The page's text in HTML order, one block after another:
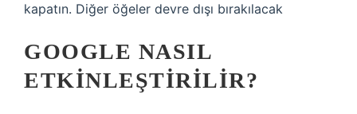
kapatın. Diğer öğeler devre dışı bırakılacak
GOOGLE NASIL
ETKINLEŞTIRILIR?